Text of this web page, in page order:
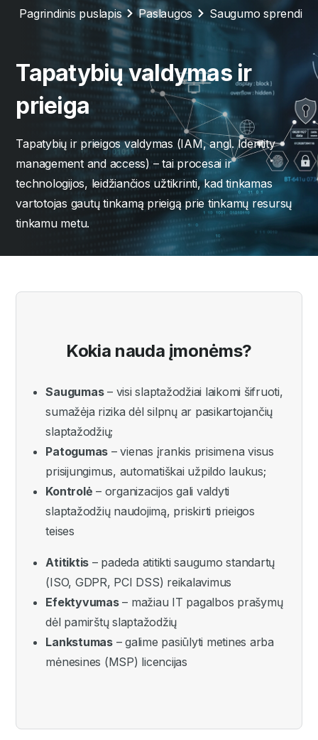
Pagrindinis puslapis Paslaugos Saugumo
Tapatybių valdymas ir
prieiga
Tapatybių ir prieigos valdymas (IAM, angl. Identity
management and access) – tai procesai ir
technologijos, leidžiančios užtikrinti, kad tinkamas
vartotojas gautų tinkamą prieigą prie tinkamų resursų
tinkamu metu.
Kokia nauda įmonėms?
Saugumas– visi slaptažodžiai laikomi šifruoti,
sumažėja rizika dėl silpnų ar pasikartojančių
slaptažodžių;
Patogumas – vienas įrankis prisimena visus
prisijungimus, automatiškai užpildo laukus;
Kontrolė – organizacijos gali valdyti
slaptažodžių naudojimą, priskirti prieigos
teises
Atitiktis – padeda atitikti saugumo standartų
(ISO, GDPR, PCI DSS) reikalavimus
Efektyvumas– mažiau IT pagalbos prašymų
dėl pamirštų slaptažodžių
Lankstumas– galime pasiūlyti metines arba
mėnesines (MSP) licencijas